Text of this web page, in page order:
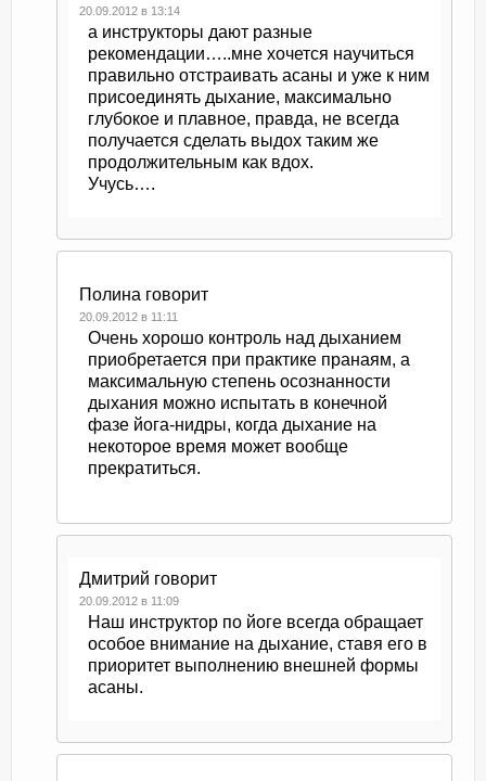
20.09.2012 в 13:14
а инструкторы дают разные
рекомендации…..мне хочется научиться
правильно отстраивать асаны и уже к ним
присоединять дыхание, максимально
глубокое и плавное, правда, не всегда
получается сделать выдох таким же
продолжительным как вдох.
Учусь….
Полина говорит
20.09.2012 в 11:11
Очень хорошо контроль над дыханием
приобретается при практике пранаям, а
максимальную степень осознанности
дыхания можно испытать в конечной
фазе йога-нидры, когда дыхание на
некоторое время может вообще
прекратиться.
Дмитрий говорит
20.09.2012 в 11:09
Наш инструктор по йоге всегда обращает
особое внимание на дыхание, ставя его в
приоритет выполнению внешней формы
асаны.